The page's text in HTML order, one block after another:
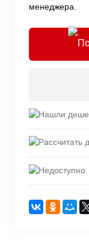
менеджера.